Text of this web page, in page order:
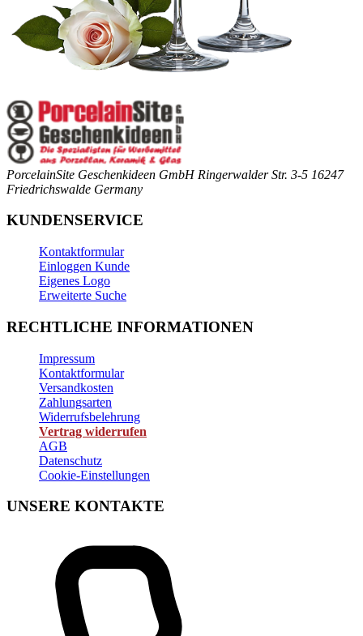
PorcelainSite Geschenkideen GmbH Ringerwalder Str. 3-5 16247
Friedrichswalde Germany
KUNDENSERVICE
Kontaktformular
Einloggen Kunde
Eigenes Logo
Erweiterte Suche
RECHTLICHE INFORMATIONEN
Impressum
Kontaktformular
Versandkosten
Zahlungsarten
Widerrufsbelehrung
Vertrag widerrufen
AGB
Datenschutz
Cookie-Einstellungen
UNSERE KONTAKTE